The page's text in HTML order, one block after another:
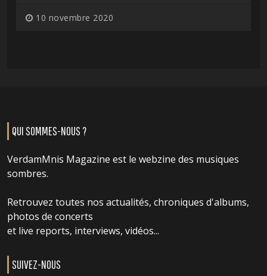
10 novembre 2020
QUI SOMMES-NOUS ?
VerdamMnis Magazine est le webzine des musiques
sombres.
Retrouvez toutes nos actualités, chroniques d'albums,
photos de concerts
et live reports, interviews, vidéos...
SUIVEZ-NOUS